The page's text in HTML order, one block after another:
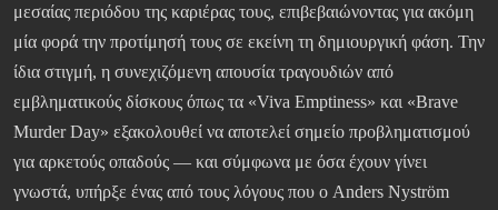
μεσαίας περιόδου της καριέρας τους, επιβεβαιώνοντας για ακόμη
μία φορά την προτίμησή τους σε εκείνη τη δημιουργική φάση. Την
ίδια στιγμή, η συνεχιζόμενη απουσία τραγουδιών από
εμβληματικούς δίσκους όπως τα «Viva Emptiness» και «Brave
Murder Day» εξακολουθεί να αποτελεί σημείο προβληματισμού
για αρκετούς οπαδούς — και σύμφωνα με όσα έχουν γίνει
γνωστά, υπήρξε ένας από τους λόγους που ο Anders Nyström